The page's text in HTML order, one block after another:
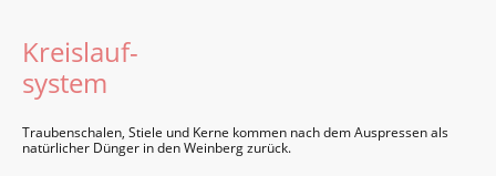
Kreislauf-
system
Traubenschalen, Stiele und Kerne kommen nach dem Auspressen als
natürlicher Dünger in den Weinberg zurück.